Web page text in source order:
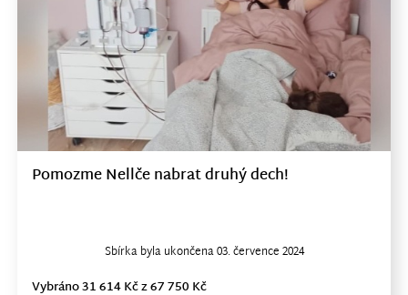
Pomozme Nellče nabrat druhý dech!
Sbírka byla ukončena 03. července 2024
Vybráno 31 614 Kč z 67 750 Kč